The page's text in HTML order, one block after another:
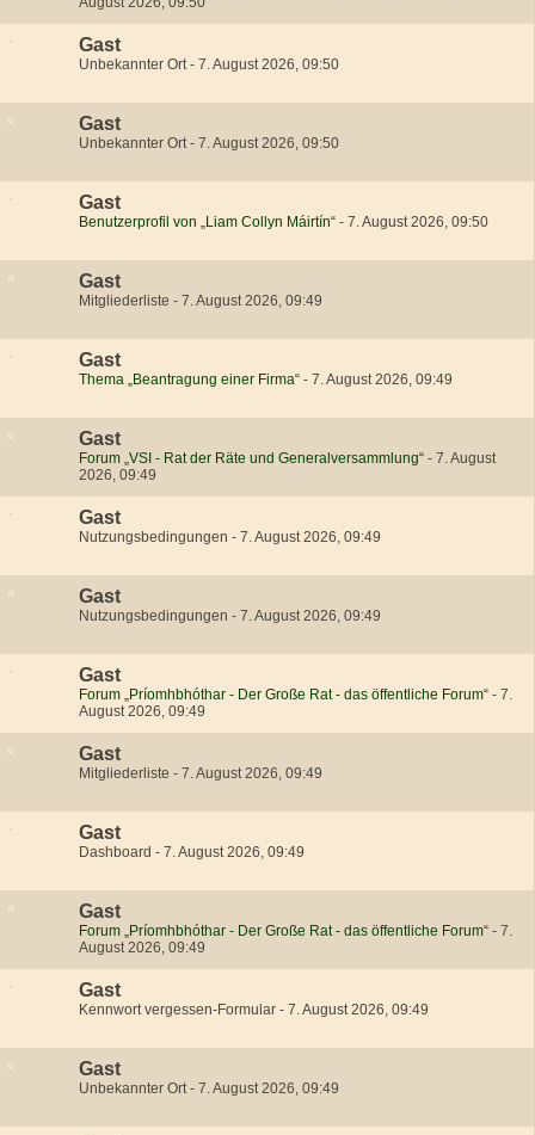
Gast
Unbekannter Ort - 7. August 2026, 09:50
Gast
Unbekannter Ort - 7. August 2026, 09:50
Gast
Benutzerprofil von „Liam Collyn Máirtín“ - 7. August 2026, 09:50
Gast
Mitgliederliste - 7. August 2026, 09:49
Gast
Thema „Beantragung einer Firma“ - 7. August 2026, 09:49
Gast
Forum „VSI - Rat der Räte und Generalversammlung“ - 7. August
2026, 09:49
Gast
Nutzungsbedingungen - 7. August 2026, 09:49
Gast
Nutzungsbedingungen - 7. August 2026, 09:49
Gast
Forum „Príomhbhóthar - Der Große Rat - das öffentliche Forum“ - 7.
August 2026, 09:49
Gast
Mitgliederliste - 7. August 2026, 09:49
Gast
Dashboard - 7. August 2026, 09:49
Gast
Forum „Príomhbhóthar - Der Große Rat - das öffentliche Forum“ - 7.
August 2026, 09:49
Gast
Kennwort vergessen-Formular - 7. August 2026, 09:49
Gast
Unbekannter Ort - 7. August 2026, 09:49